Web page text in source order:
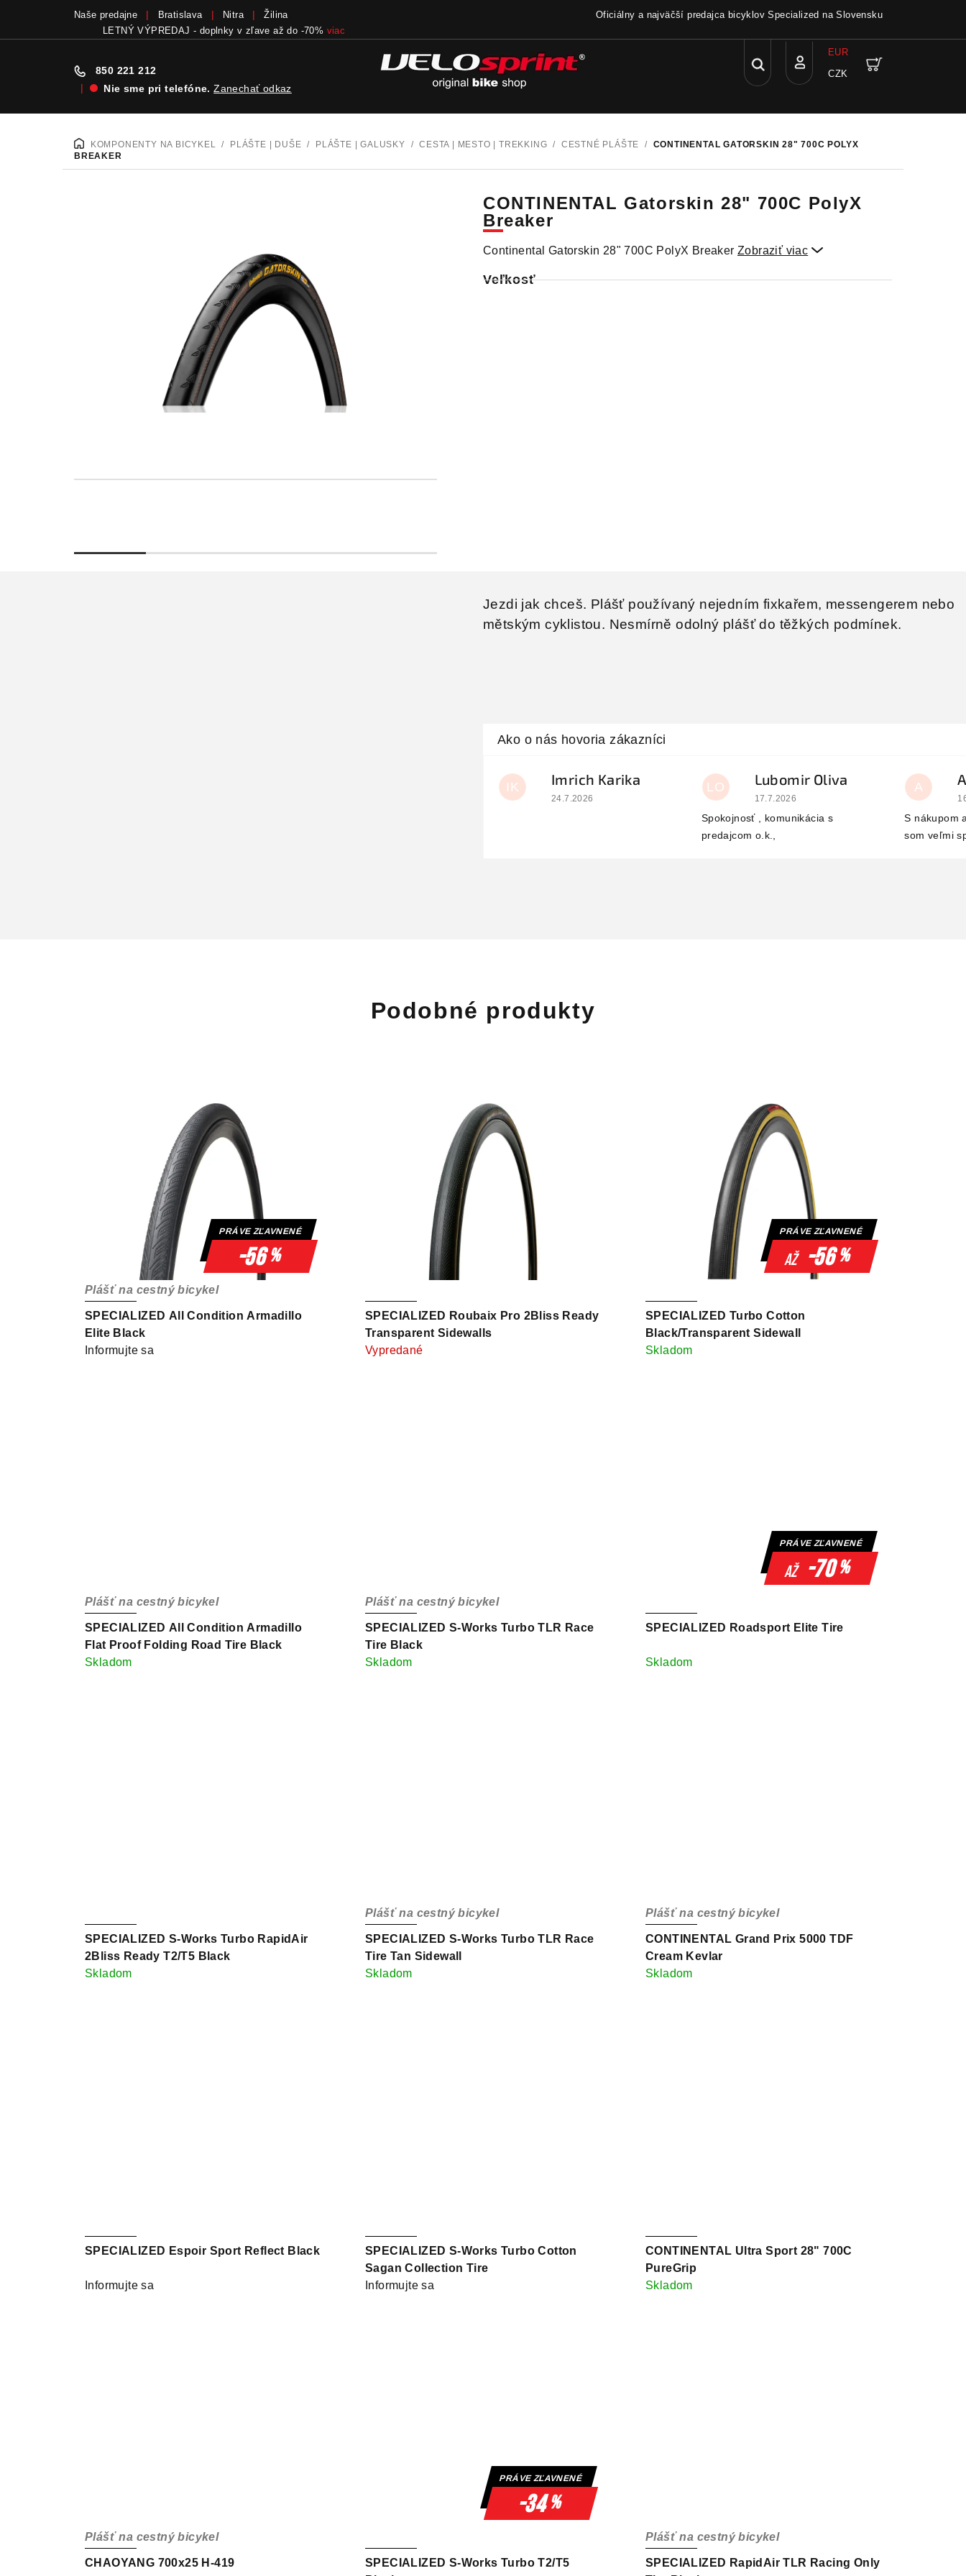
Naše predajne Bratislava Nitra Žilina
Oficiálny a najväčší predajca bicyklov Specialized na Slovensku
Bicykle a elektrobicykle SCOTT teraz skladom viac
850 221 212
|
Nie sme pri telefóne.Zanechať odkaz
Hľadať
Prihlásenie
EUR
CZK
košík
DOMOVKOMPONENTY NA BICYKEL / PLÁŠTE | DUŠE / PLÁŠTE | GALUSKY / CESTA | MESTO | TREKKING / CESTNÉ PLÁŠTE / CONTINENTAL GATORSKIN 28" 700C POLYX
BREAKER
CONTINENTAL Gatorskin 28" 700C PolyX
Breaker
Continental Gatorskin 28" 700C PolyX Breaker Zobraziť viac 
Veľkosť
Jezdi jak chceš. Plášť používaný nejedním fixkařem, messengerem nebo
mětským cyklistou. Nesmírně odolný plášť do těžkých podmínek.
IK Imrich Karika
Hodnotenie obchodu je 5 z 5 hviezdičiek.
24.7.2026
LO Lubomir Oliva
Hodnotenie obchodu je 5 z 5 hviezdičiek.
17.7.2026
Spokojnosť , komunikácia s
predajcom o.k.,
A
S nákupom
som veľmi
Podobné produkty
PRÁVE ZĽAVNENÉ
-56%
SPECIALIZED All Condition Armadillo
Elite Black
Plášť na cestný bicykel
Informujte sa
SPECIALIZED Roubaix Pro 2Bliss Ready
Transparent Sidewalls
Vypredané
PRÁVE ZĽAVNENÉ
až -56%
SPECIALIZED Turbo Cotton
Black/Transparent Sidewall
Skladom
SPECIALIZED All Condition Armadillo
Flat Proof Folding Road Tire Black
Plášť na cestný bicykel
Skladom
SPECIALIZED S-Works Turbo TLR Race
Tire Black
Plášť na cestný bicykel
Skladom
PRÁVE ZĽAVNENÉ
až -70%
SPECIALIZED Roadsport Elite Tire
Skladom
SPECIALIZED S-Works Turbo RapidAir
2Bliss Ready T2/T5 Black
Skladom
SPECIALIZED S-Works Turbo TLR Race
Tire Tan Sidewall
Plášť na cestný bicykel
Skladom
CONTINENTAL Grand Prix 5000 TDF
Cream Kevlar
Plášť na cestný bicykel
Skladom
SPECIALIZED Espoir Sport Reflect Black
Informujte sa
SPECIALIZED S-Works Turbo Cotton
Sagan Collection Tire
Informujte sa
CONTINENTAL Ultra Sport 28" 700C
PureGrip
Skladom
CHAOYANG 700x25 H-419
Plášť na cestný bicykel
PRÁVE ZĽAVNENÉ
-34%
SPECIALIZED S-Works Turbo T2/T5
SPECIALIZED RapidAir TLR Racing Only
Plášť na cestný bicykel